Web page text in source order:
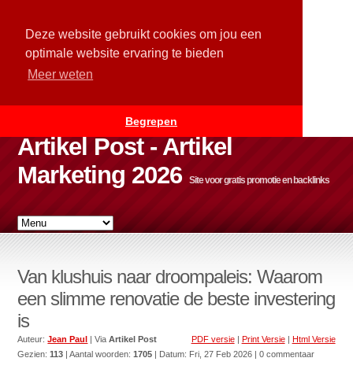
Deze website gebruikt cookies om jou een
optimale website ervaring te bieden
Meer weten
Begrepen
Artikel Post - Artikel
Marketing 2026
Site voor gratis promotie en backlinks
Van klushuis naar droompaleis: Waarom
een slimme renovatie de beste investering
is
PDF versie| Print Versie| Html Versie
Auteur:Jean Paul | ViaArtikel Post
Gezien:113 | Aantal woorden:1705 | Datum: Fri, 27 Feb 2026 | 0 commentaar